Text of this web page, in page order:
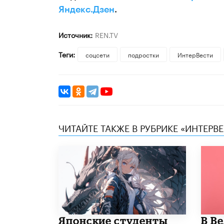
Яндекс.Дзен.
Источник: REN.TV
Теги:
соцсети подростки ИнтерВести
ЧИТАЙТЕ ТАКЖЕ В РУБРИКЕ
Японские студенты В